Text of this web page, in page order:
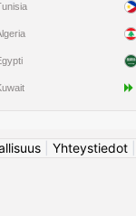
| Yhteystiedot|